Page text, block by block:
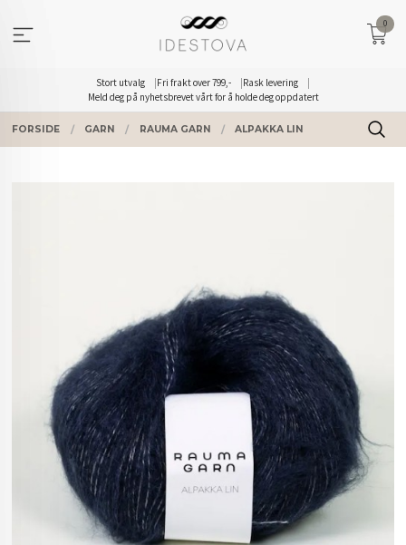
innholdet
Stort utvalg Fri frakt over 799,-
Rask levering
Meld deg på nyhetsbrevet vårt for å holde deg oppdatert
0
FORSIDE GARN RAUMA GARN ALPAKKA LIN